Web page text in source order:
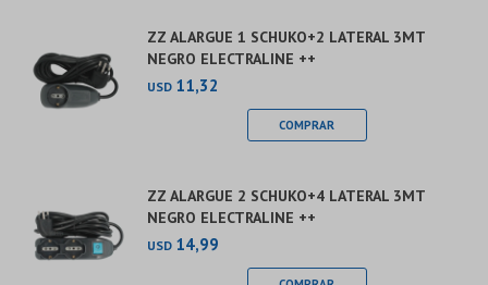
ZZ ALARGUE 1 SCHUKO+2 LATERAL 3MT
NEGRO ELECTRALINE ++
USD 11,32
ZZ ALARGUE 2 SCHUKO+4 LATERAL 3MT
NEGRO ELECTRALINE ++
USD 14,99